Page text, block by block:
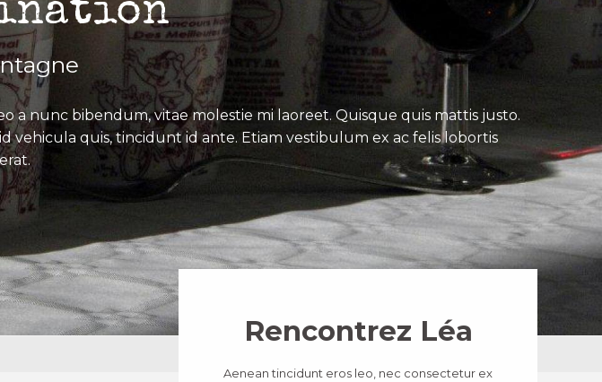
nunc bibendum, vitae molestie mi laoreet. Quisque quis mattis justo.
vehicula quis, tincidunt id ante. Etiam vestibulum ex ac felis lobortis
Rencontrez Léa
Aenean tincidunt eros leo, nec consectetur ex